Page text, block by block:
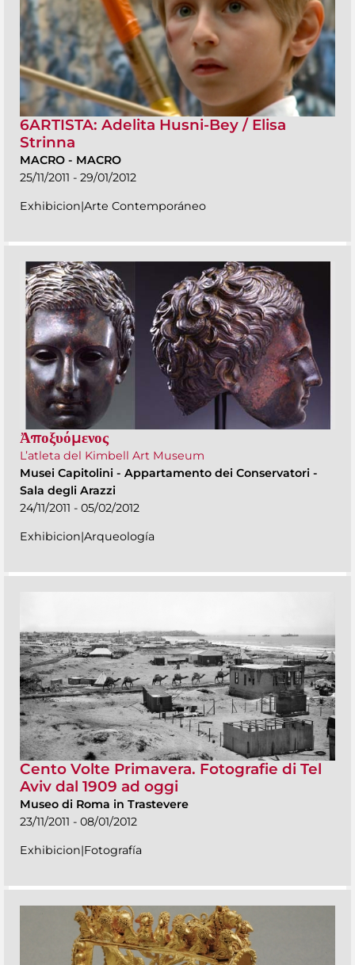
6ARTISTA: Adelita Husni-Bey / Elisa
Strinna
MACRO - MACRO
25/11/2011 - 29/01/2012
Exhibicion|Arte Contemporáneo
Ἀποξυόμενος
L’atleta del Kimbell Art Museum
Musei Capitolini - Appartamento dei Conservatori -
Sala degli Arazzi
24/11/2011 - 05/02/2012
Exhibicion|Arqueología
Cento Volte Primavera. Fotografie di Tel
Aviv dal 1909 ad oggi
Museo di Roma in Trastevere
23/11/2011 - 08/01/2012
Exhibicion|Fotografía